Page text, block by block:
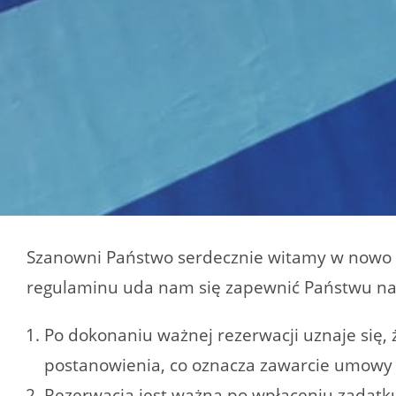
Szanowni Państwo serdecznie witamy w
regulaminu uda nam się zapewnić Państwu
Po dokonaniu ważnej rezerwacji uznaje się,
postanowienia, co oznacza zawarcie